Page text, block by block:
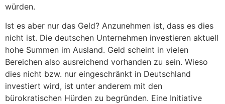
würden.
Ist es aber nur das Geld? Anzunehmen ist, dass es dies
nicht ist. Die deutschen Unternehmen investieren aktuell
hohe Summen im Ausland. Geld scheint in vielen
Bereichen also ausreichend vorhanden zu sein. Wieso
dies nicht bzw. nur eingeschränkt in Deutschland
investiert wird, ist unter anderem mit den
bürokratischen Hürden zu begründen. Eine Initiative